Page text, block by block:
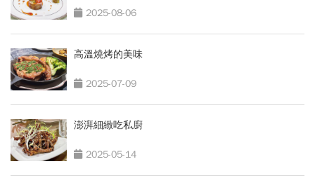
2025-08-06
高溫燒烤的美味
2025-07-09
澎湃細緻吃私廚
2025-05-14